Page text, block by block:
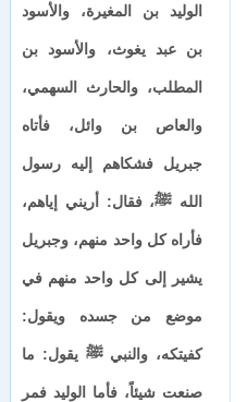
الوليد بن المغيرة، والأسود
بن عبد يغوث، والأسود بن
المطلب، والحارث السهمي،
والعاص بن وائل، فأتاه
جبريل فشكاهم إليه رسول
الله ﷺ، فقال: أريني إياهم،
فأراه كل واحد منهم، وجبريل
يشير إلى كل واحد منهم في
موضع من جسده ويقول:
كفيتكه، والنبي ﷺ يقول: ما
صنعت شيئاً، فأما الوليد فمر